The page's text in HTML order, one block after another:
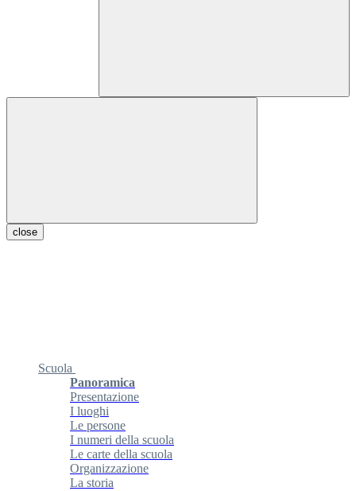
close
Scuola
Panoramica
Presentazione
I luoghi
Le persone
I numeri della scuola
Le carte della scuola
Organizzazione
La storia